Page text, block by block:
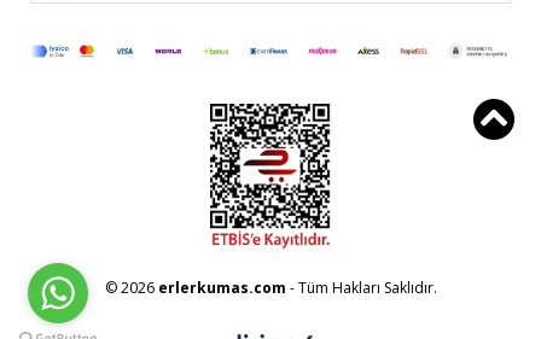
© 2026 erlerkumas.com - Tüm Hakları Saklıdır.